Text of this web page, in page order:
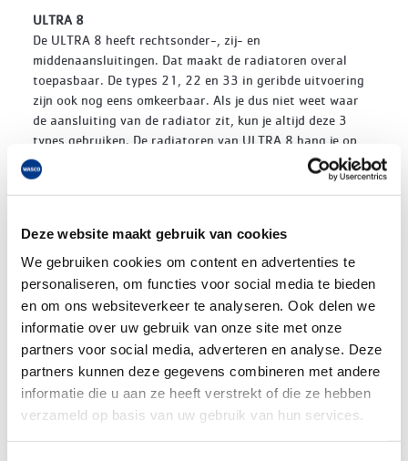
Deze website maakt gebruik van cookies
We gebruiken cookies om content en advertenties te
personaliseren, om functies voor social media te bieden
en om ons websiteverkeer te analyseren. Ook delen we
informatie over uw gebruik van onze site met onze
partners voor social media, adverteren en analyse. Deze
partners kunnen deze gegevens combineren met andere
informatie die u aan ze heeft verstrekt of die ze hebben
verzameld op basis van uw gebruik van hun services.
ULTRA 8
De ULTRA 8 heeft rechtsonder-, zij- en
middenaansluitingen. Dat maakt de radiatoren overal
toepasbaar. De types 21, 22 en 33 in geribde uitvoering
zijn ook nog eens omkeerbaar. Als je dus niet weet waar
de aansluiting van de radiator zit, kun je altijd deze 3
types gebruiken. De radiatoren van ULTRA 8 hang je op
met de bijgeleverde J-consoles. ULTRA 8 radiatoren
worden voorgemonteerd geleverd, allemaal om de
installatie voor jou zo makkelijk mogelijk te maken.
Op voorraad bij Wasco
Bij Wasco liggen de radiatoren van ULTRA 8 ruim op
voorraad. Ruim 230 maten geribde radiatoren en 63
maten met vlakke voorplaat liggen in ons
distributiecentrum in Apeldoorn, zodat wij jou altijd snel
de juiste radiator kunnen leveren.
Hethele assortiment van ULTRA 8vind je terug op onze
site.